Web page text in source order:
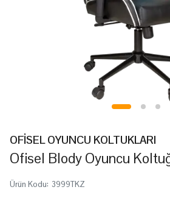
OFİSEL OYUNCU KOLTUKLARI
Ofisel Blody Oyuncu
Ürün Kodu: 3999TKZ